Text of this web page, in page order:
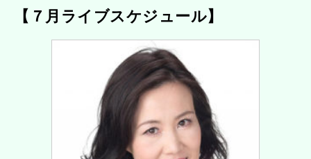
【７月ライブスケジュール】